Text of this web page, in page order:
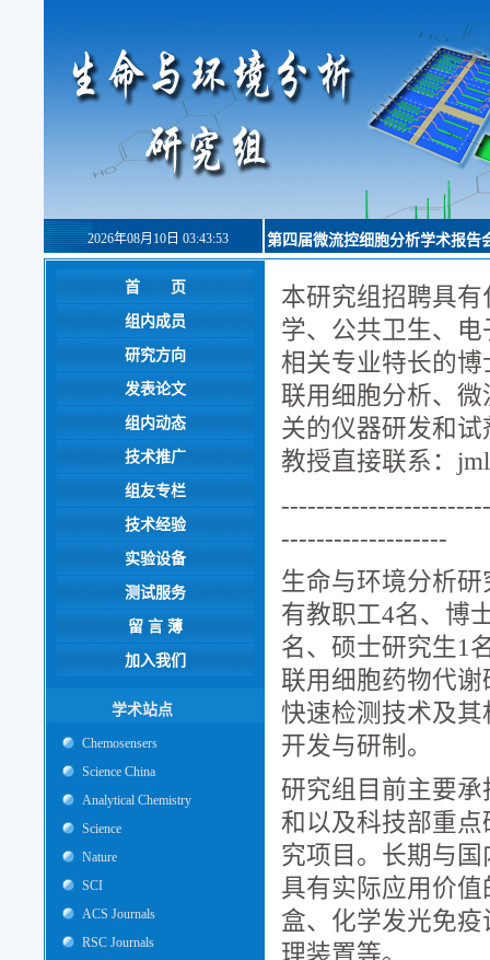
2026年08月10日 03:43:54 第四届微流控细胞分析学术报告
首 页
组内成员
研究方向
发表论文
组内动态
技术推广
组友专栏
技术经验
实验设备
测试服务
留 言 薄
加入我们
学术站点
Chemosensers
Science China
Analytical Chemistry
Science
Nature
SCI
ACS Journals
RSC Journals
本研究组招聘具
学、公共卫生、
相关专业特长的
联用细胞分析、
关的仪器研发和
教授直接联系：
-------------------
生命与环境分析
有教职工4名、博
名、硕士研究生1
联用细胞药物代
快速检测技术及
开发与研制。
研究组目前主要
和以及科技部重
究项目。长期与
具有实际应用价
盒、化学发光免
理装置等。